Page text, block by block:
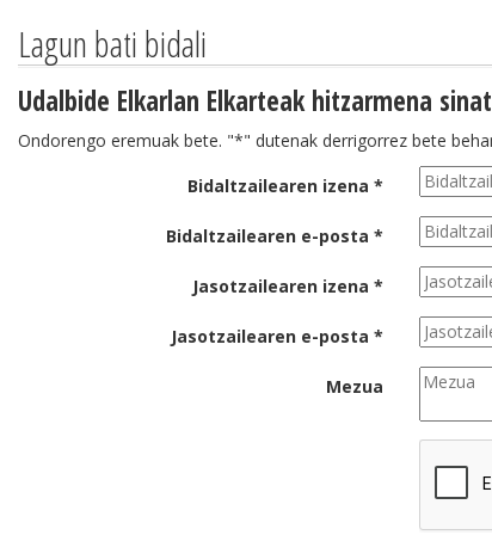
Lagun bati bidali
Udalbide Elkarlan Elkarteak hitzarmena
Ondorengo eremuak bete. "*" dutenak derrigorrez bete
Bidaltzailearen izena *
Bidaltzailearen e-posta *
Jasotzailearen izena *
Jasotzailearen e-posta *
Mezua